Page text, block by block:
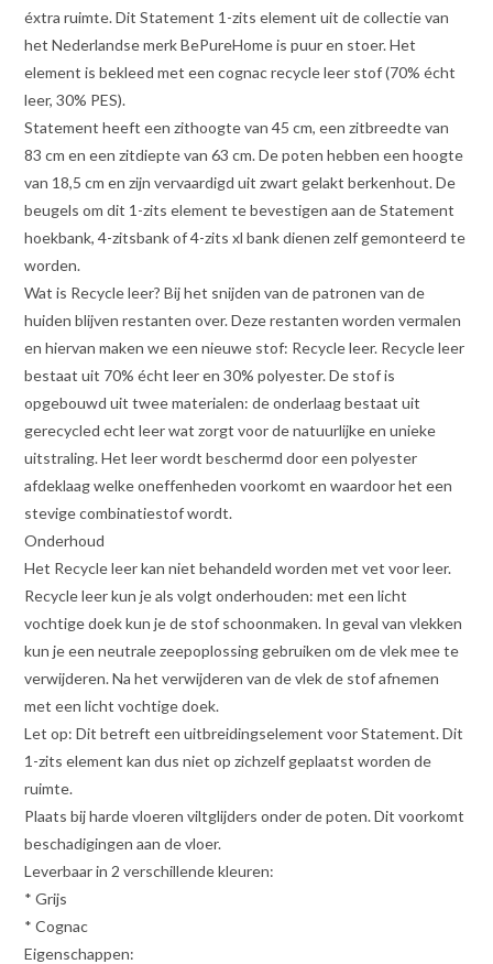
éxtra ruimte. Dit Statement 1-zits element uit de collectie van
het Nederlandse merk BePureHome is puur en stoer. Het
element is bekleed met een cognac recycle leer stof (70% écht
leer, 30% PES).
Statement heeft een zithoogte van 45 cm, een zitbreedte van
83 cm en een zitdiepte van 63 cm. De poten hebben een hoogte
van 18,5 cm en zijn vervaardigd uit zwart gelakt berkenhout. De
beugels om dit 1-zits element te bevestigen aan de Statement
hoekbank, 4-zitsbank of 4-zits xl bank dienen zelf gemonteerd te
worden.
Wat is Recycle leer? Bij het snijden van de patronen van de
huiden blijven restanten over. Deze restanten worden vermalen
en hiervan maken we een nieuwe stof: Recycle leer. Recycle leer
bestaat uit 70% écht leer en 30% polyester. De stof is
opgebouwd uit twee materialen: de onderlaag bestaat uit
gerecycled echt leer wat zorgt voor de natuurlijke en unieke
uitstraling. Het leer wordt beschermd door een polyester
afdeklaag welke oneffenheden voorkomt en waardoor het een
stevige combinatiestof wordt.
Onderhoud
Het Recycle leer kan niet behandeld worden met vet voor leer.
Recycle leer kun je als volgt onderhouden: met een licht
vochtige doek kun je de stof schoonmaken. In geval van vlekken
kun je een neutrale zeepoplossing gebruiken om de vlek mee te
verwijderen. Na het verwijderen van de vlek de stof afnemen
met een licht vochtige doek.
Let op: Dit betreft een uitbreidingselement voor Statement. Dit
1-zits element kan dus niet op zichzelf geplaatst worden de
ruimte.
Plaats bij harde vloeren viltglijders onder de poten. Dit voorkomt
beschadigingen aan de vloer.
Leverbaar in 2 verschillende kleuren:
* Grijs
* Cognac
Eigenschappen: